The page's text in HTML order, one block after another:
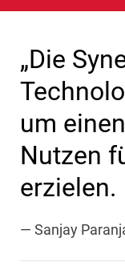
„Die
um
Nutzen
erzielen.
— Sanjay